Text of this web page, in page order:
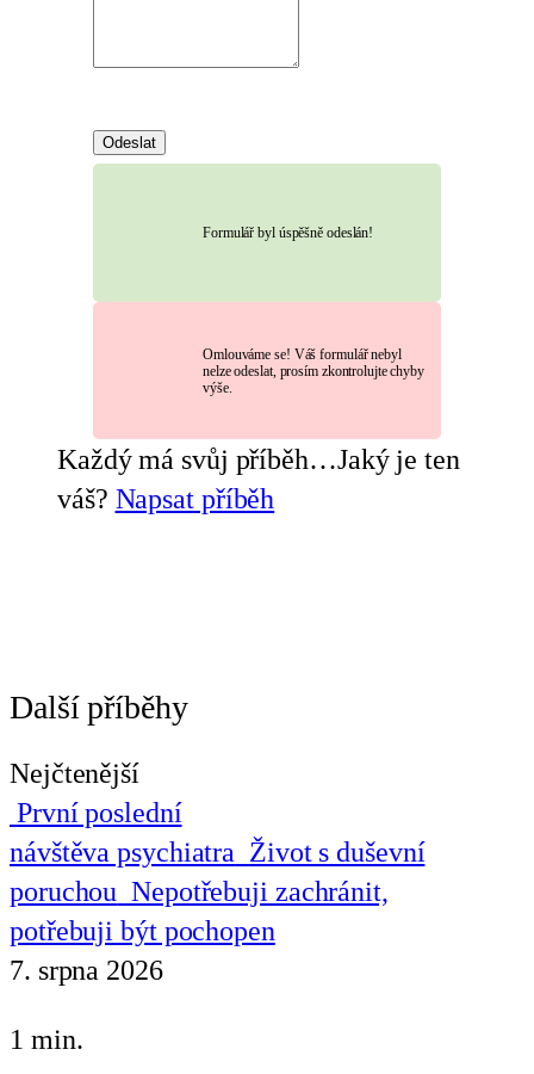
Odeslat
Formulář byl úspěšně odeslán!
Omlouváme se! Váš formulář nebyl
nelze odeslat, prosím zkontrolujte chyby
výše.
Každý má svůj příběh…Jaký je ten
váš? Napsat příběh
Další příběhy
Nejčtenější
První poslední
návštěva psychiatra Život s duševní
poruchou Nepotřebuji zachránit,
potřebuji být pochopen
7. srpna 2026
1 min.